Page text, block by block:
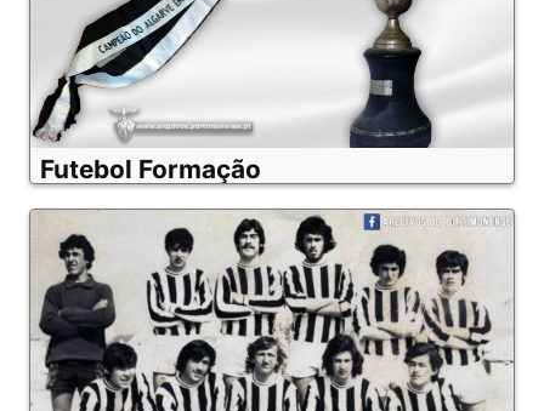
Futebol Formação